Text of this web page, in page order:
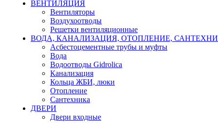
ВЕНТИЛЯЦИЯ
Вентиляторы
Воздухоотводы
Решетки вентиляционные
ВОДА, КАНАЛИЗАЦИЯ, ОТОПЛЕНИЕ,
Асбестоцементные трубы и муфты
Вода
Водоотводы Gidrolica
Канализация
Кольца ЖБИ, люки
Отопление
Сантехника
ДВЕРИ
Двери входные